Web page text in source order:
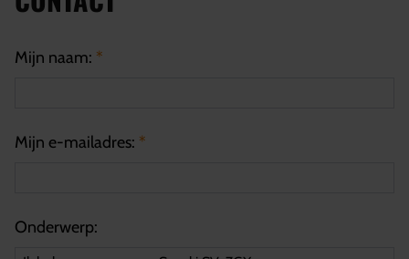
Mijn naam: *
Mijn e-mailadres: *
Onderwerp: